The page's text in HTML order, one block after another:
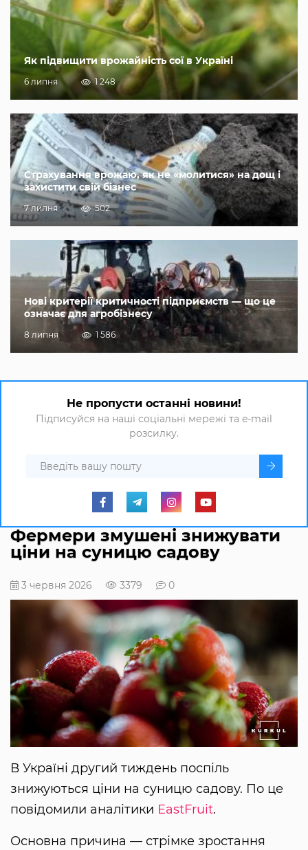
Як підвищити врожайність сої в Україні
6 липня 1 248
Страхування врожаю, як не «молитися» на дощ і
захистити свій бізнес
7 липня 502
Нові критерії критичності підприємств — що це
означає для агробізнесу
8 липня 1 586
Не пропусти останні новини!
Підписуйся на наші соціальні мережі та e-mail
розсилку.
Фермери змушені знижувати
ціни на суницю садову
3 червня 2026 3379 0
В Україні другий тиждень поспіль
знижуються ціни на суницю садову. По це
повідомили аналітики EastFruit.
Основна причина — стрімке зростання